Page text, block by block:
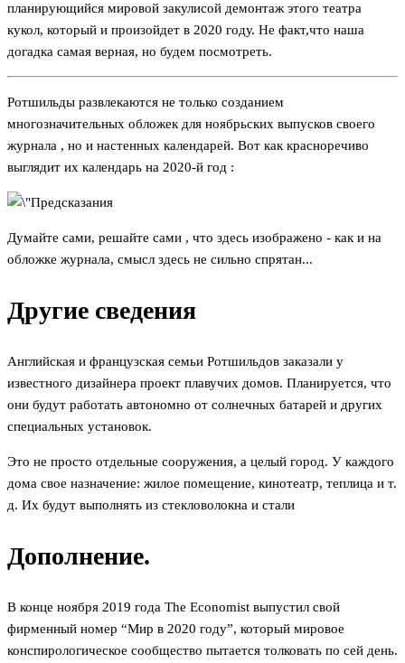
планирующийся мировой закулисой демонтаж этого театра
кукол, который и произойдет в 2020 году. Не факт,что наша
догадка самая верная, но будем посмотреть.
Ротшильды развлекаются не только созданием
многозначительных обложек для ноябрьских выпусков своего
журнала , но и настенных календарей. Вот как красноречиво
выглядит их календарь на 2020-й год :
Думайте сами, решайте сами , что здесь изображено - как и на
обложке журнала, смысл здесь не сильно спрятан...
Другие сведения
Английская и французская семьи Ротшильдов заказали у
известного дизайнера проект плавучих домов. Планируется, что
они будут работать автономно от солнечных батарей и других
специальных установок.
Это не просто отдельные сооружения, а целый город. У каждого
дома свое назначение: жилое помещение, кинотеатр, теплица и т.
д. Их будут выполнять из стекловолокна и стали
Дополнение.
В конце ноября 2019 года The Economist выпустил свой
фирменный номер “Мир в 2020 году”, который мировое
конспирологическое сообщество пытается толковать по сей день.